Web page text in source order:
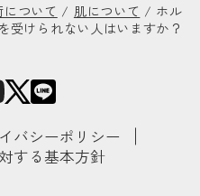
について / 肌について / ホル
受けられない人はいますか？
バシーポリシー
する基本方針